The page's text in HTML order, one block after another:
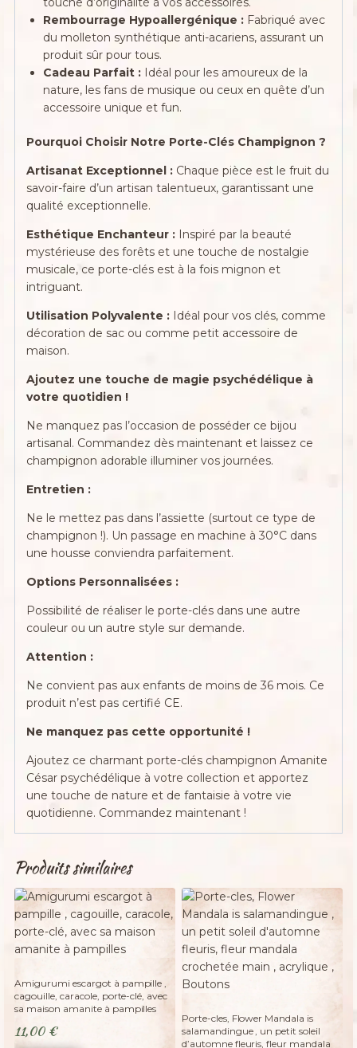
Rembourrage Hypoallergénique : Fabriqué avec
du molleton synthétique anti-acariens, assurant un
produit sûr pour tous.
Cadeau Parfait : Idéal pour les amoureux de la
nature, les fans de musique ou ceux en quête d’un
accessoire unique et fun.
Pourquoi Choisir Notre Porte-Clés Champignon ?
Artisanat Exceptionnel : Chaque pièce est le fruit du
savoir-faire d’un artisan talentueux, garantissant une
qualité exceptionnelle.
Esthétique Enchanteur : Inspiré par la beauté
mystérieuse des forêts et une touche de nostalgie
musicale, ce porte-clés est à la fois mignon et
intriguant.
Utilisation Polyvalente : Idéal pour vos clés, comme
décoration de sac ou comme petit accessoire de
maison.
Ajoutez une touche de magie psychédélique à
votre quotidien !
Ne manquez pas l’occasion de posséder ce bijou
artisanal. Commandez dès maintenant et laissez ce
champignon adorable illuminer vos journées.
Entretien :
Ne le mettez pas dans l’assiette (surtout ce type de
champignon !). Un passage en machine à 30°C dans
une housse conviendra parfaitement.
Options Personnalisées :
Possibilité de réaliser le porte-clés dans une autre
couleur ou un autre style sur demande.
Attention :
Ne convient pas aux enfants de moins de 36 mois. Ce
produit n’est pas certifié CE.
Ne manquez pas cette opportunité !
Ajoutez ce charmant porte-clés champignon Amanite
César psychédélique à votre collection et apportez
une touche de nature et de fantaisie à votre vie
quotidienne. Commandez maintenant !
Produits similaires
Adopté
Amigurumi escargot à pampille ,
cagouille, caracole, porte-clé, avec
sa maison amanite à pampilles
11,00 € Adopté
Porte-cles, Flower Mandala is
salamandingue , un petit soleil
d’automne fleuris, fleur mandala